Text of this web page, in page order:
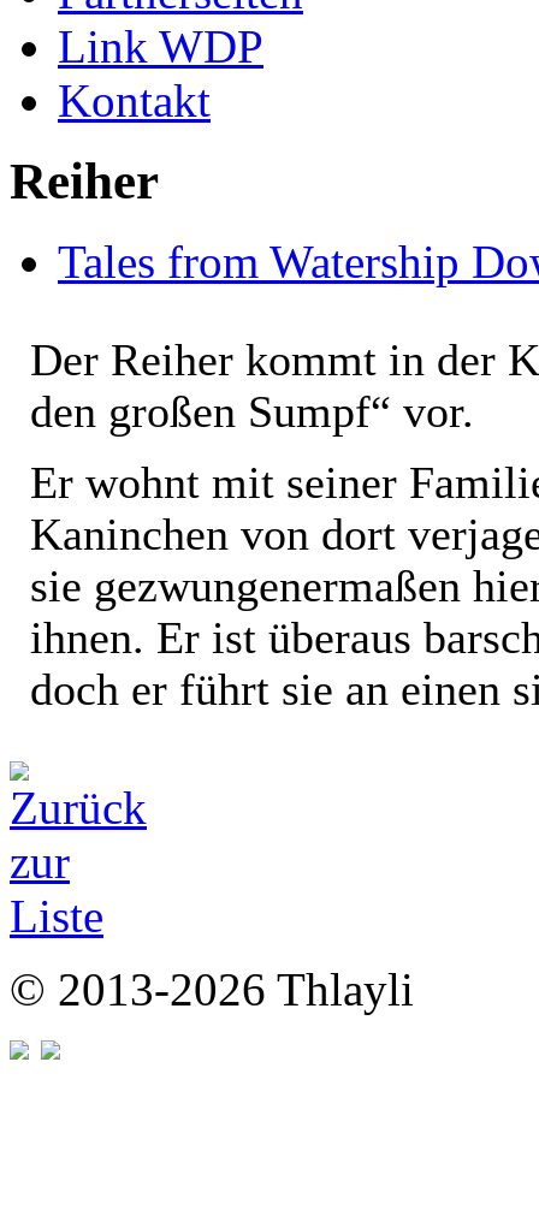
Link WDP
Kontakt
Reiher
Tales from Watership
Der Reiher kommt in der
den großen Sumpf“ vor.
Er wohnt mit seiner
Kaninchen von dort
sie gezwungenermaßen
ihnen. Er ist überaus
doch er führt sie an einen
© 2013-2026 Thlayli